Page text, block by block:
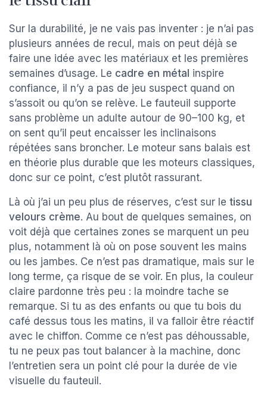
Sur la durabilité, je ne vais pas inventer : je n’ai pas
plusieurs années de recul, mais on peut déjà se
faire une idée avec les matériaux et les premières
semaines d’usage. Le cadre en métal inspire
confiance, il n’y a pas de jeu suspect quand on
s’assoit ou qu’on se relève. Le fauteuil supporte
sans problème un adulte autour de 90–100 kg, et
on sent qu’il peut encaisser les inclinaisons
répétées sans broncher. Le moteur sans balais est
en théorie plus durable que les moteurs classiques,
donc sur ce point, c’est plutôt rassurant.
Là où j’ai un peu plus de réserves, c’est sur le tissu
velours crème. Au bout de quelques semaines, on
voit déjà que certaines zones se marquent un peu
plus, notamment là où on pose souvent les mains
ou les jambes. Ce n’est pas dramatique, mais sur le
long terme, ça risque de se voir. En plus, la couleur
claire pardonne très peu : la moindre tache se
remarque. Si tu as des enfants ou que tu bois du
café dessus tous les matins, il va falloir être réactif
avec le chiffon. Comme ce n’est pas déhoussable,
tu ne peux pas tout balancer à la machine, donc
l’entretien sera un point clé pour la durée de vie
visuelle du fauteuil.